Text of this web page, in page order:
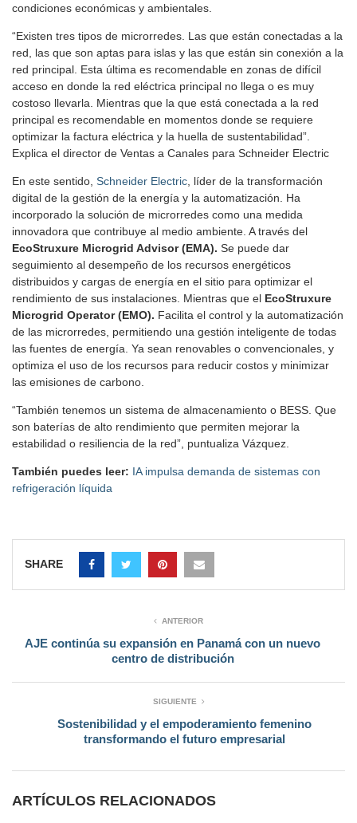
condiciones económicas y ambientales.
“Existen tres tipos de microrredes. Las que están conectadas a la
red, las que son aptas para islas y las que están sin conexión a la
red principal. Esta última es recomendable en zonas de difícil
acceso en donde la red eléctrica principal no llega o es muy
costoso llevarla. Mientras que la que está conectada a la red
principal es recomendable en momentos donde se requiere
optimizar la factura eléctrica y la huella de sustentabilidad”.
Explica el director de Ventas a Canales para Schneider Electric
En este sentido, Schneider Electric , líder de la transformación
digital de la gestión de la energía y la automatización. Ha
incorporado la solución de microrredes como una medida
innovadora que contribuye al medio ambiente. A través del
EcoStruxure Microgrid Advisor (EMA). Se puede dar
seguimiento al desempeño de los recursos energéticos
distribuidos y cargas de energía en el sitio para optimizar el
rendimiento de sus instalaciones. Mientras que el EcoStruxure
Microgrid Operator (EMO). Facilita el control y la automatización
de las microrredes, permitiendo una gestión inteligente de todas
las fuentes de energía. Ya sean renovables o convencionales, y
optimiza el uso de los recursos para reducir costos y minimizar
las emisiones de carbono.
“También tenemos un sistema de almacenamiento o BESS. Que
son baterías de alto rendimiento que permiten mejorar la
estabilidad o resiliencia de la red”, puntualiza Vázquez.
También puedes leer: IA impulsa demanda de sistemas con
refrigeración líquida
SHARE
ANTERIOR
AJE continúa su expansión en Panamá con un nuevo
centro de distribución
SIGUIENTE
Sostenibilidad y el empoderamiento femenino
transformando el futuro empresarial
ARTÍCULOS RELACIONADOS